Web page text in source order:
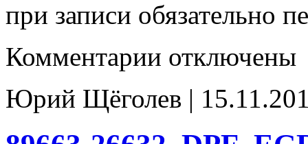
при записи обязательно
Комментарии записи
отключены
Юрий Щёголев |